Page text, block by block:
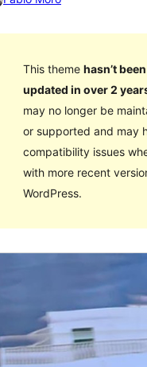
This theme hasn’t been
updated in over 2
may no longer be
or supported and may
compatibility issues
with more recent
WordPress.